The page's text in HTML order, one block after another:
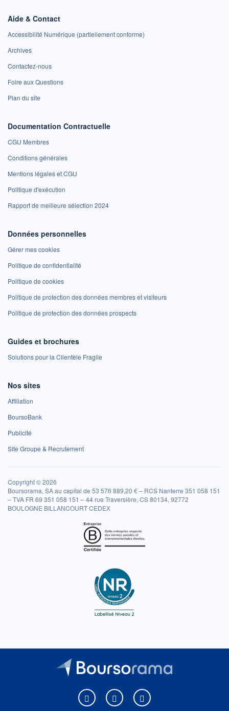
Aide & Contact
Accessibilité Numérique (partiellement conforme)
Archives
Contactez-nous
Foire aux Questions
Plan du site
Documentation Contractuelle
CGU Membres
Conditions générales
Mentions légales et CGU
Politique d'exécution
Rapport de meilleure sélection 2024
Données personnelles
Gérer mes cookies
Politique de confidentialité
Politique de cookies
Politique de protection des données membres et visiteurs
Politique de protection des données prospects
Guides et brochures
Solutions pour la Clientèle Fragile
Nos sites
Affiliation
BoursoBank
Publicité
Site Groupe & Recrutement
Copyright © 2026
Boursorama, SA au capital de 53 576 889,20 € – RCS Nanterre 351 058 151
– TVA FR 69 351 058 151 – 44 rue Traversière, CS 80134, 92772
BOULOGNE BILLANCOURT CEDEX
Boursorama sur Facebook
Boursorama sur XBoursorama sur